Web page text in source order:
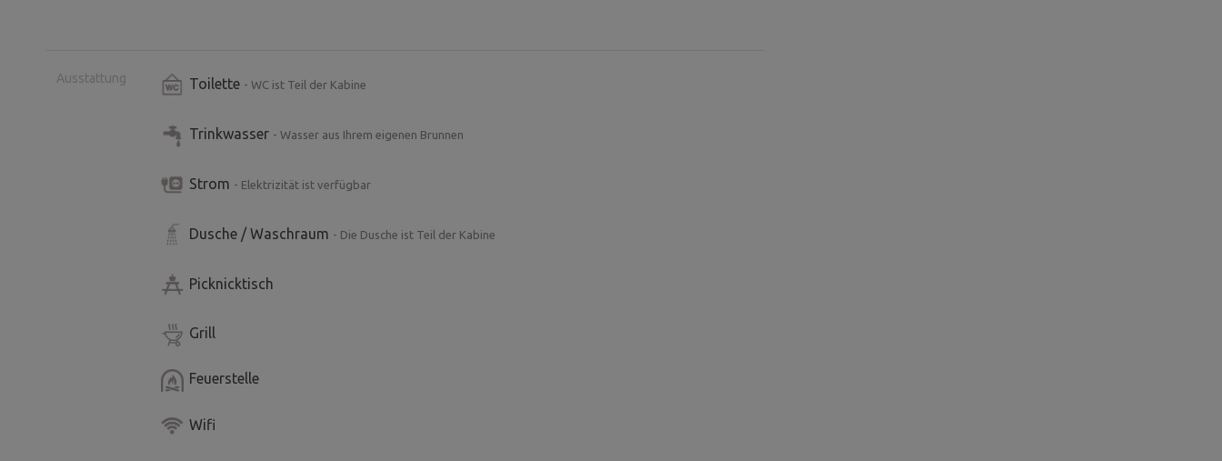
Ausstattung Toilette - WC ist Teil der Kabine
Trinkwasser - Wasser aus Ihrem eigenen Brunnen
Strom - Elektrizität ist verfügbar
Dusche / Waschraum - Die Dusche ist Teil der Kabine
Picknicktisch
Grill
Feuerstelle
Wifi